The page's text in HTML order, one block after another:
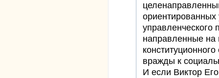
управленческого
направленные на
вражды к
И если Виктор